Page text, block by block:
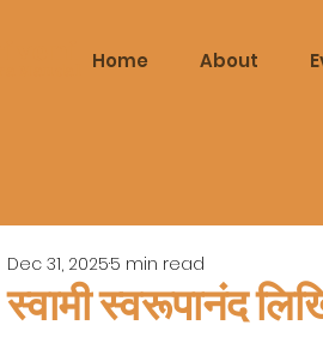
Home About
स्वामी स्वरूपानंद
Dec 31, 20255 min read